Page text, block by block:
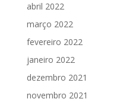
abril 2022
março 2022
fevereiro 2022
janeiro 2022
dezembro 2021
novembro 2021